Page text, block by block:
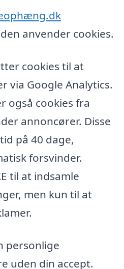
anvender cookies.
cookies til at
via Google Analytics.
også cookies fra
annoncører. Disse
på 40 dage,
forsvinder.
til at indsamle
men kun til at
personlige
uden din accept.